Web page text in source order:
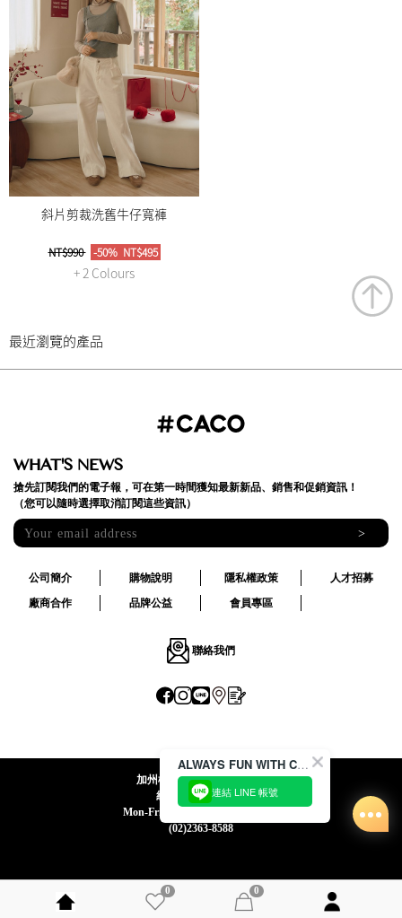
斜片剪裁洗舊牛仔寬褲
NT$990 -50% NT$495
+ 2 Colours
最近瀏覽的產品
0 0
WHAT'S NEWS
搶先訂閱我們的電子報，可在第一時間獲知最新新品、銷售和促銷資訊！
（您可以隨時選擇取消訂閱這些資訊）
>
公司簡介 購物說明 隱私權政策
人才招募
廠商合作
品牌公益 會員專區
聯絡我們
加州椰子國際股份有限公司
統一編號:24492069
Mon-Fri 09:00-12:30 / 13:30-18:00
(02)2363-8588
ALWAYS FUN WITH CACO !
連結 LINE 帳號